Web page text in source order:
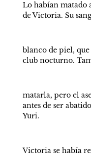
Lo habían matado
de Victoria. Su
blanco de piel,
club nocturno.
matarla, pero el
antes de ser
Yuri.
Victoria se había